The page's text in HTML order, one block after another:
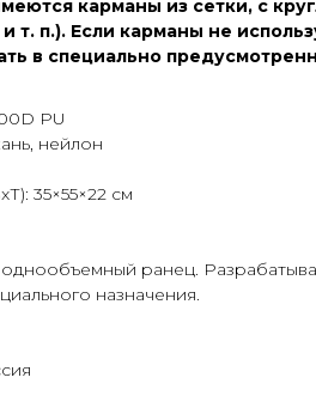
карманы из сетки, с
т. п.). Если карманы не
в специально
PU
нейлон
35×55×22 см
ранец.
назначения.